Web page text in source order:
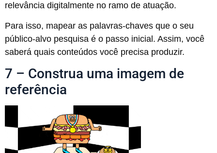
relevância digitalmente no ramo de atuação.
Para isso, mapear as palavras-chaves que o seu
público-alvo pesquisa é o passo inicial. Assim, você
saberá quais conteúdos você precisa produzir.
7 – Construa uma imagem de
referência